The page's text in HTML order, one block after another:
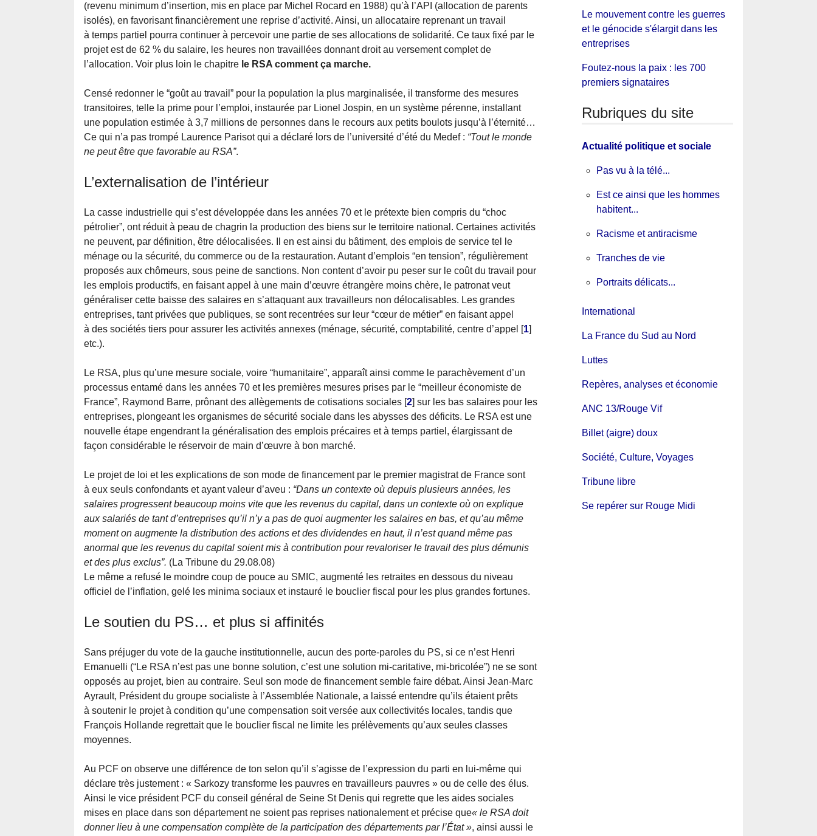
(revenu minimum d’insertion, mis en place par Michel Rocard en 1988) qu’à l’API (allocation de parents
isolés), en favorisant financièrement une reprise d’activité. Ainsi, un allocataire reprenant un travail
à temps partiel pourra continuer à percevoir une partie de ses allocations de solidarité. Ce taux fixé par le
projet est de 62 % du salaire, les heures non travaillées donnant droit au versement complet de
l’allocation. Voir plus loin le chapitre le RSA comment ça marche.
Censé redonner le “goût au travail” pour la population la plus marginalisée, il transforme des mesures
transitoires, telle la prime pour l’emploi, instaurée par Lionel Jospin, en un système pérenne, installant
une population estimée à 3,7 millions de personnes dans le recours aux petits boulots jusqu’à l’éternité…
Ce qui n’a pas trompé Laurence Parisot qui a déclaré lors de l’université d’été du Medef : “Tout le monde
ne peut être que favorable au RSA”.
L’externalisation de l’intérieur
La casse industrielle qui s’est développée dans les années 70 et le prétexte bien compris du “choc
pétrolier”, ont réduit à peau de chagrin la production des biens sur le territoire national. Certaines activités
ne peuvent, par définition, être délocalisées. Il en est ainsi du bâtiment, des emplois de service tel le
ménage ou la sécurité, du commerce ou de la restauration. Autant d’emplois “en tension”, régulièrement
proposés aux chômeurs, sous peine de sanctions. Non content d’avoir pu peser sur le coût du travail pour
les emplois productifs, en faisant appel à une main d’œuvre étrangère moins chère, le patronat veut
généraliser cette baisse des salaires en s’attaquant aux travailleurs non délocalisables. Les grandes
entreprises, tant privées que publiques, se sont recentrées sur leur “cœur de métier” en faisant appel
à des sociétés tiers pour assurer les activités annexes (ménage, sécurité, comptabilité, centre d’appel [1]
etc.).
Le RSA, plus qu’une mesure sociale, voire “humanitaire”, apparaît ainsi comme le parachèvement d’un
processus entamé dans les années 70 et les premières mesures prises par le “meilleur économiste de
France”, Raymond Barre, prônant des allègements de cotisations sociales [2] sur les bas salaires pour les
entreprises, plongeant les organismes de sécurité sociale dans les abysses des déficits. Le RSA est une
nouvelle étape engendrant la généralisation des emplois précaires et à temps partiel, élargissant de
façon considérable le réservoir de main d’œuvre à bon marché.
Le projet de loi et les explications de son mode de financement par le premier magistrat de France sont
à eux seuls confondants et ayant valeur d’aveu : “Dans un contexte où depuis plusieurs années, les
salaires progressent beaucoup moins vite que les revenus du capital, dans un contexte où on explique
aux salariés de tant d’entreprises qu’il n’y a pas de quoi augmenter les salaires en bas, et qu’au même
moment on augmente la distribution des actions et des dividendes en haut, il n’est quand même pas
anormal que les revenus du capital soient mis à contribution pour revaloriser le travail des plus démunis
et des plus exclus”. (La Tribune du 29.08.08)
Le même a refusé le moindre coup de pouce au SMIC, augmenté les retraites en dessous du niveau
officiel de l’inflation, gelé les minima sociaux et instauré le bouclier fiscal pour les plus grandes fortunes.
Le soutien du PS… et plus si affinités
Sans préjuger du vote de la gauche institutionnelle, aucun des porte-paroles du PS, si ce n’est Henri
Emanuelli (“Le RSA n’est pas une bonne solution, c’est une solution mi-caritative, mi-bricolée”) ne se sont
opposés au projet, bien au contraire. Seul son mode de financement semble faire débat. Ainsi Jean-Marc
Ayrault, Président du groupe socialiste à l’Assemblée Nationale, a laissé entendre qu’ils étaient prêts
à soutenir le projet à condition qu’une compensation soit versée aux collectivités locales, tandis que
François Hollande regrettait que le bouclier fiscal ne limite les prélèvements qu’aux seules classes
moyennes.
Au PCF on observe une différence de ton selon qu’il s’agisse de l’expression du parti en lui-même qui
déclare très justement : « Sarkozy transforme les pauvres en travailleurs pauvres » ou de celle des élus.
Ainsi le vice président PCF du conseil général de Seine St Denis qui regrette que les aides sociales
mises en place dans son département ne soient pas reprises nationalement et précise que« le RSA doit
donner lieu à une compensation complète de la participation des départements par l’État », ainsi aussi le
Le mouvement contre les guerres
et le génocide s'élargit dans les
entreprises
Foutez-nous la paix : les 700
premiers signataires
Rubriques du site
Actualité politique et sociale
Pas vu à la télé...
Est ce ainsi que les hommes
habitent...
Racisme et antiracisme
Tranches de vie
Portraits délicats...
International
La France du Sud au Nord
Luttes
Repères, analyses et économie
ANC 13/Rouge Vif
Billet (aigre) doux
Société, Culture, Voyages
Tribune libre
Se repérer sur Rouge Midi